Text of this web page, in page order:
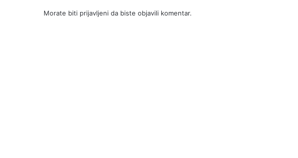
Morate biti prijavljeni da biste objavili komentar.